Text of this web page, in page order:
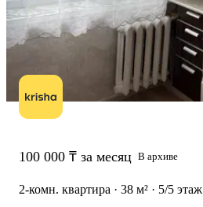
100 000 ₸ за месяц В архиве
2-комн. квартира · 38 м² · 5/5 этаж